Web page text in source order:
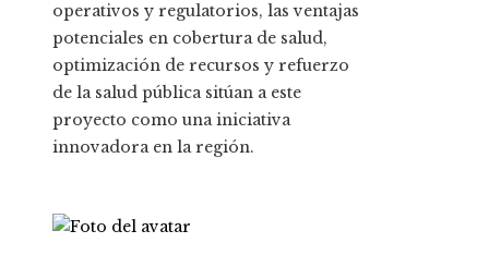
operativos y regulatorios, las ventajas
potenciales en cobertura de salud,
optimización de recursos y refuerzo
de la salud pública sitúan a este
proyecto como una iniciativa
innovadora en la región.